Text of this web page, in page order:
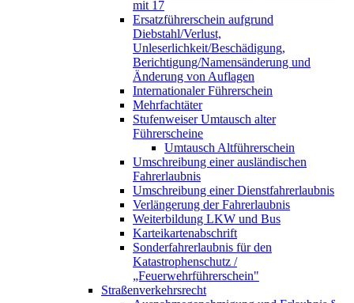
mit 17
Ersatzführerschein aufgrund
Diebstahl/Verlust,
Unleserlichkeit/Beschädigung,
Berichtigung/Namensänderung und
Änderung von Auflagen
Internationaler Führerschein
Mehrfachtäter
Stufenweiser Umtausch alter
Führerscheine
Umtausch Altführerschein
Umschreibung einer ausländischen
Fahrerlaubnis
Umschreibung einer Dienstfahrerlaubnis
Verlängerung der Fahrerlaubnis
Weiterbildung LKW und Bus
Karteikartenabschrift
Sonderfahrerlaubnis für den
Katastrophenschutz /
„Feuerwehrführerschein"
Straßenverkehrsrecht